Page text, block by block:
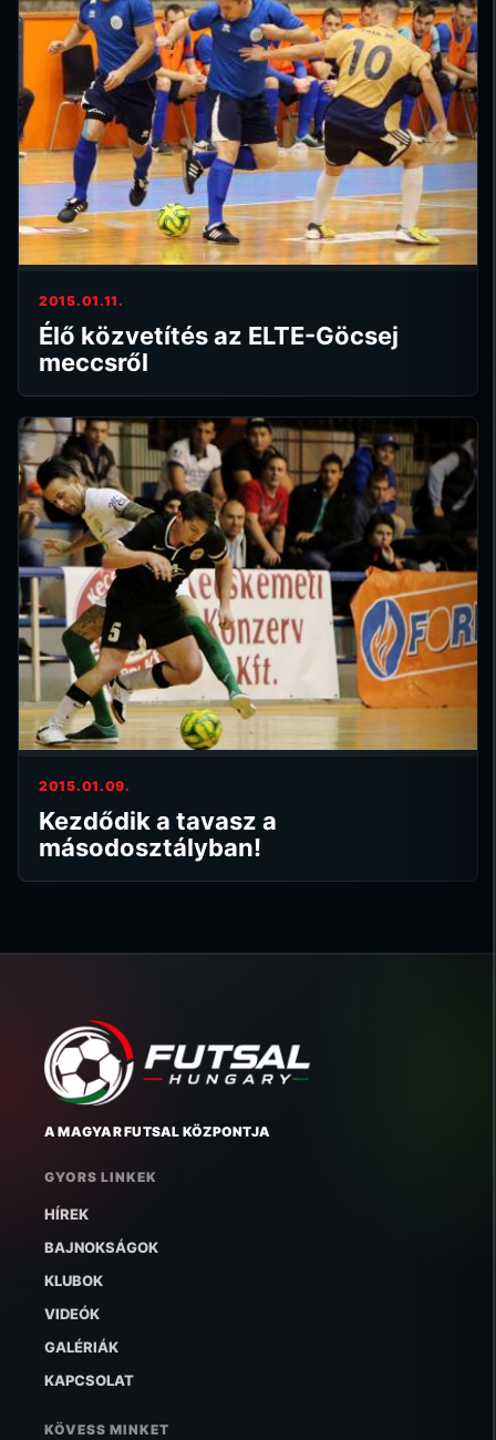
2015.01.11.
Élő közvetítés az ELTE-Göcsej
meccsről
2015.01.09.
Kezdődik a tavasz a
másodosztályban!
A MAGYAR FUTSAL KÖZPONTJA
GYORS LINKEK
HÍREK
BAJNOKSÁGOK
KLUBOK
VIDEÓK
GALÉRIÁK
KAPCSOLAT
KÖVESS MINKET